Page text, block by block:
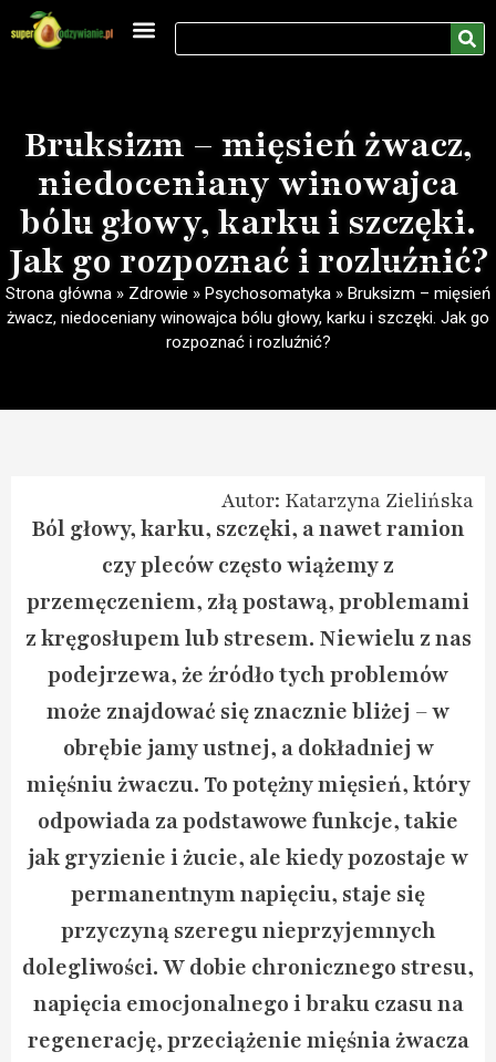
Bruksizm – mięsień żwacz,
niedoceniany winowajca
bólu głowy, karku i szczęki.
Jak go rozpoznać i rozluźnić?
Strona główna » Zdrowie » Psychosomatyka » Bruksizm – mięsień
żwacz, niedoceniany winowajca bólu głowy, karku i szczęki. Jak go
rozpoznać i rozluźnić?
Autor: Katarzyna Zielińska
Ból głowy, karku, szczęki, a nawet ramion
czy pleców często wiążemy z
przemęczeniem, złą postawą, problemami
z kręgosłupem lub stresem. Niewielu z nas
podejrzewa, że źródło tych problemów
może znajdować się znacznie bliżej – w
obrębie jamy ustnej, a dokładniej w
mięśniu żwaczu. To potężny mięsień, który
odpowiada za podstawowe funkcje, takie
jak gryzienie i żucie, ale kiedy pozostaje w
permanentnym napięciu, staje się
przyczyną szeregu nieprzyjemnych
dolegliwości. W dobie chronicznego stresu,
napięcia emocjonalnego i braku czasu na
regenerację, przeciążenie mięśnia żwacza